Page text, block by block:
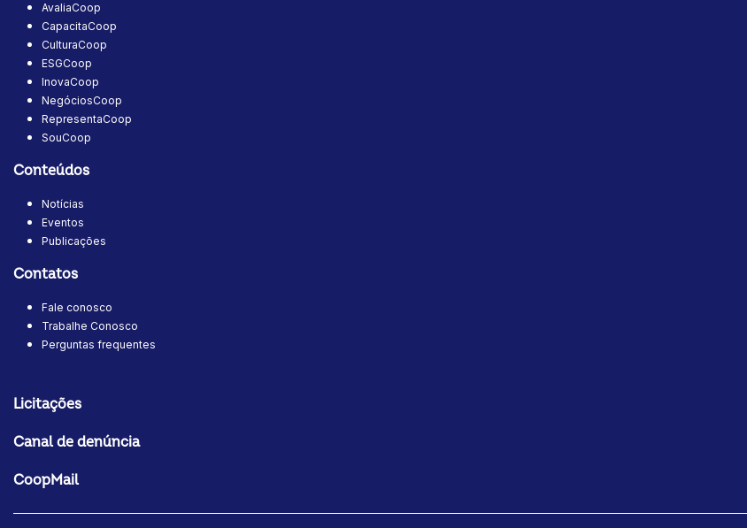
AvaliaCoop
CapacitaCoop
CulturaCoop
ESGCoop
InovaCoop
NegóciosCoop
RepresentaCoop
SouCoop
Conteúdos
Notícias
Eventos
Publicações
Contatos
Fale conosco
Trabalhe Conosco
Perguntas frequentes
Licitações
Canal de denúncia
CoopMail